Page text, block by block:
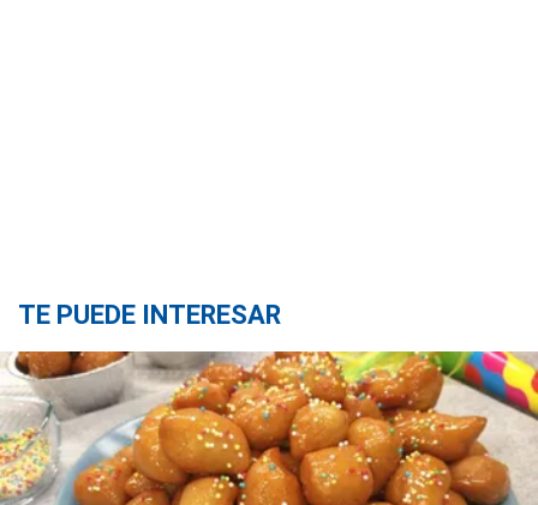
TE PUEDE INTERESAR